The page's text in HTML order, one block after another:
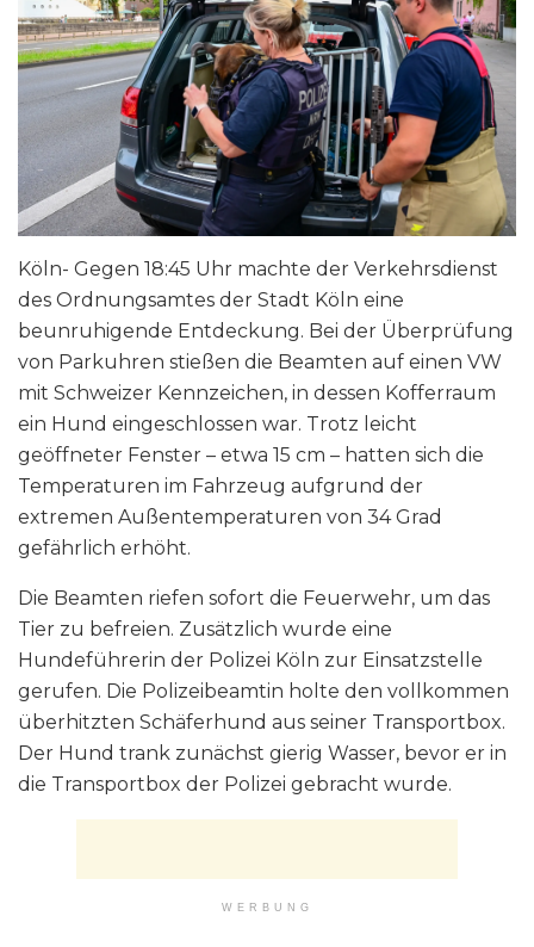
Köln- Gegen 18:45 Uhr machte der Verkehrsdienst
des Ordnungsamtes der Stadt Köln eine
beunruhigende Entdeckung. Bei der Überprüfung
von Parkuhren stießen die Beamten auf einen VW
mit Schweizer Kennzeichen, in dessen Kofferraum
ein Hund eingeschlossen war. Trotz leicht
geöffneter Fenster – etwa 15 cm – hatten sich die
Temperaturen im Fahrzeug aufgrund der
extremen Außentemperaturen von 34 Grad
gefährlich erhöht.
Die Beamten riefen sofort die Feuerwehr, um das
Tier zu befreien. Zusätzlich wurde eine
Hundeführerin der Polizei Köln zur Einsatzstelle
gerufen. Die Polizeibeamtin holte den vollkommen
überhitzten Schäferhund aus seiner Transportbox.
Der Hund trank zunächst gierig Wasser, bevor er in
die Transportbox der Polizei gebracht wurde.
WERBUNG